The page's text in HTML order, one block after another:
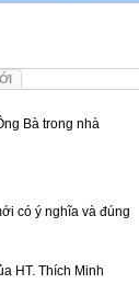
Bà trong nhà
có ý nghĩa và đúng
HT. Thích Minh